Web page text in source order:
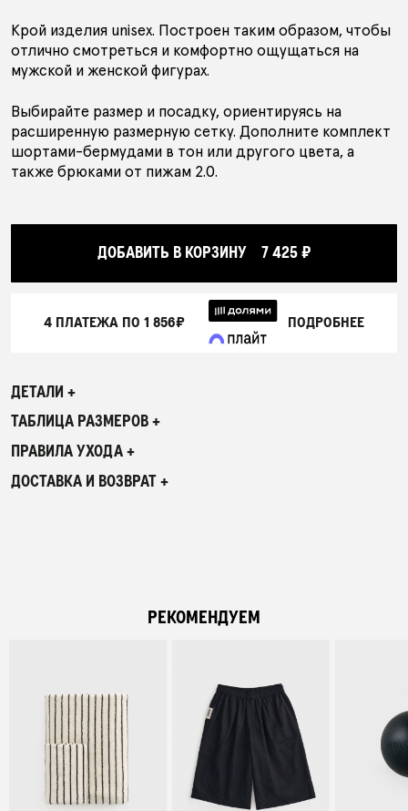
Крой изделия unisex. Построен таким образом, чтобы
отлично смотреться и комфортно ощущаться на
мужской и женской фигурах.
Выбирайте размер и посадку, ориентируясь на
расширенную размерную сетку. Дополните комплект
шортами-бермудами в тон или другого цвета, а
также брюками от пижам 2.0.
ДОБАВИТЬ В КОРЗИНУ 7 425 ₽
4 ПЛАТЕЖА ПО 1 856₽ ПОДРОБНЕЕ
ДЕТАЛИ +
ТАБЛИЦА РАЗМЕРОВ +
ПРАВИЛА УХОДА +
ДОСТАВКА И ВОЗВРАТ +
РЕКОМЕНДУЕМ